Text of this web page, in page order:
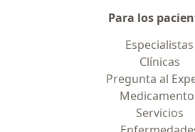
Para los
Especialistas
Clínicas
Pregunta al
Servicios